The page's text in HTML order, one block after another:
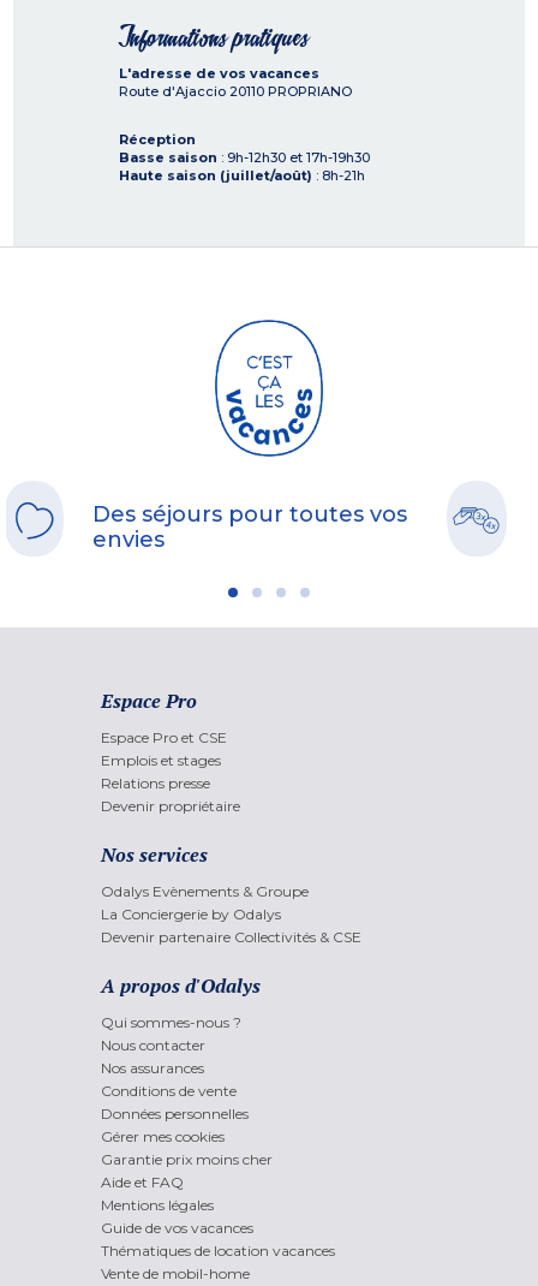
Informations pratiques
L'adresse de vos vacances
Route d'Ajaccio 20110 PROPRIANO
Réception
Basse saison : 9h-12h30 et 17h-19h30
Haute saison (juillet/août) : 8h-21h
Des séjours pour toutes vos
envies
Espace Pro
Espace Pro et CSE
Emplois et stages
Relations presse
Devenir propriétaire
Nos services
Odalys Evènements & Groupe
La Conciergerie by Odalys
Devenir partenaire Collectivités & CSE
A propos d'Odalys
Qui sommes-nous ?
Nous contacter
Nos assurances
Conditions de vente
Données personnelles
Gérer mes cookies
Garantie prix moins cher
Aide et FAQ
Mentions légales
Guide de vos vacances
Thématiques de location vacances
Vente de mobil-home